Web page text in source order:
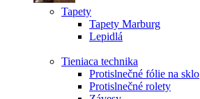
Tapety
Tapety Marburg
Lepidlá
Tieniaca technika
Protislnečné fólie na sklo
Protislnečné rolety